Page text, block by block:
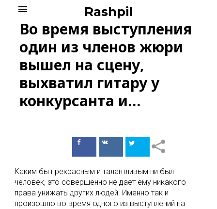
content
Rashpil
menu
Во время выступления
один из членов жюри
вышел на сцену,
выхватил гитару у
конкурсанта и…
ПоделитьсяПоделиться
Каким бы прекрасным и талантливым ни был
человек, это совершенно не дает ему никакого
права унижать других людей. Именно так и
произошло во время одного из выступлений на